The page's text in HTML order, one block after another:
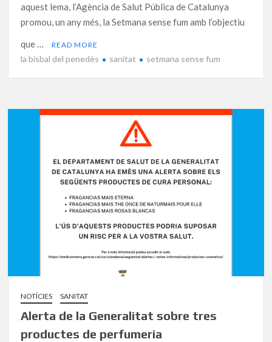
aquest lema, l’Agència de Salut Pública de Catalunya
promou, un any més, la Setmana sense fum amb l’objectiu
que …
READ MORE
la bisbal del penedès sanitat setmana sense fum
NOTÍCIES SANITAT
Alerta de la Generalitat sobre tres
productes de perfumeria